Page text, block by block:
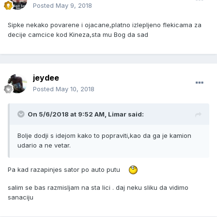
Posted May 9, 2018
Sipke nekako povarene i ojacane,platno izlepljeno flekicama za
decije camcice kod Kineza,sta mu Bog da sad
jeydee
Posted May 10, 2018
On 5/6/2018 at 9:52 AM, Limar said:
Bolje dodji s idejom kako to popraviti,kao da ga je kamion
udario a ne vetar.
Pa kad razapinjes sator po auto putu
salim se bas razmisljam na sta lici . daj neku sliku da vidimo
sanaciju